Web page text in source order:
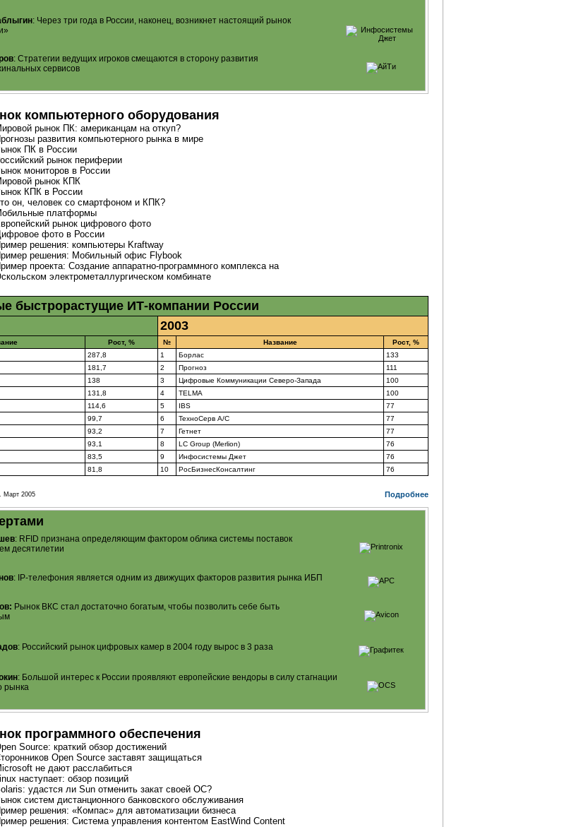
: Через три года в России, наконец, возникнет настоящий рынок
: Стратегии ведущих игроков смещаются в сторону развития
сервисов
компьютерного оборудования
рынок ПК: американцам на откуп?
развития компьютерного рынка в мире
ПК в России
рынок периферии
мониторов в России
рынок КПК
КПК в России
он, человек со смартфоном и КПК?
платформы
рынок цифрового фото
фото в России
решения: компьютеры Kraftway
решения: Мобильный офис Flybook
проекта: Создание аппаратно-программного комплекса на
электрометаллургическом комбинате
быстрорастущие ИТ-компании России
2003
Рост, % № Название
Рост, %
287,8 1 Борлас
133
181,7 2 Прогноз
111
138 3 Цифровые Коммуникации Северо-Запада
100
131,8 4 TELMA
100
114,6 5 IBS
77
99,7 6 ТехноСерв А/С
77
93,2 7 Гетнет
77
93,1 8 LC Group (Merlion)
76
83,5 9 Инфосистемы Джет
76
81,8 10 РосБизнесКонсалтинг 76
Март 2005 Подробнее
: RFID признана определяющим фактором облика системы поставок
десятилетии
: IP-телефония является одним из движущих факторов развития рынка ИБП
Рынок ВКС стал достаточно богатым, чтобы позволить себе быть
: Российский рынок цифровых камер в 2004 году вырос в 3 раза
: Большой интерес к России проявляют европейские вендоры в силу стагнации
рынка
программного обеспечения
Source: краткий обзор достижений
Open Source заставят защищаться
не дают расслабиться
наступает: обзор позиций
удастся ли Sun отменить закат своей ОС?
систем дистанционного банковского обслуживания
решения: «Компас» для автоматизации бизнеса
решения: Система управления контентом EastWind Content